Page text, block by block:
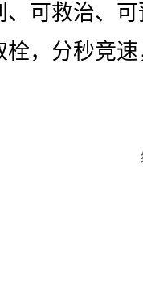
可救治、可
，分秒竞